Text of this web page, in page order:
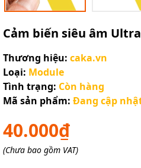
Cảm biến siêu âm
Thương hiệu: caka.vn
Loại: Module
Tình trạng: Còn hàng
Mã sản phẩm: Đang cập
40.000₫
(Chưa bao gồm VAT)